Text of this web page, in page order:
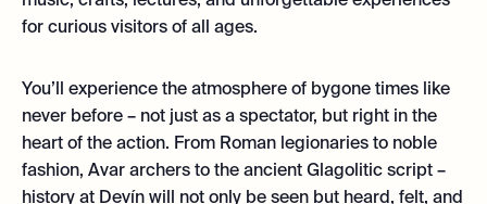
for curious visitors of all ages.
You’ll experience the atmosphere of bygone times like
never before – not just as a spectator, but right in the
heart of the action. From Roman legionaries to noble
fashion, Avar archers to the ancient Glagolitic script –
history at Devín will not only be seen but heard, felt, and